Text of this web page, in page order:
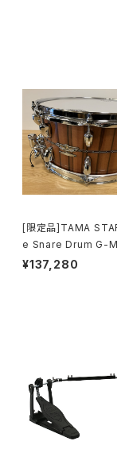
[限定品]TAMA STAR Reserv
e Snare Drum G-
TGHS1465S-SNT
¥137,280